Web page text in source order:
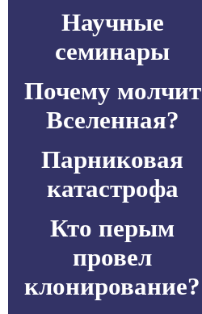
Научные
семинары
Почему молчит
Вселенная?
Парниковая
катастрофа
Кто перым
провел
клонирование?